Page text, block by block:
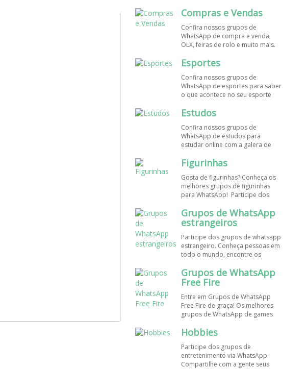
grupos de WhatsApp é de graça!
Compras e Vendas
Confira nossos grupos de
WhatsApp de compra e venda,
OLX, feiras de rolo e muito mais.
de WhatsApp é de grátis! Entre
agora!
Esportes
Confira nossos grupos de
WhatsApp de esportes para saber
o que acontece no seu esporte
melhores grupos de WhatsApp é
Estudos
Confira nossos grupos de
WhatsApp de estudos para
estudar online com a galera de
melhores grupos de WhatsApp é
de graça!
Figurinhas
Gosta de figurinhas? Conheça os
melhores grupos de figurinhas
para WhatsApp! Participe dos
figurinhas e stickers grátis.
Encontre aqui os melhores grupos
de WhatsApp e bombe seu perfil!
Grupos de WhatsApp
estrangeiros
Participe dos grupos de whatsapp
estrangeiro. Conheça pessoas em
todo o mundo, encontre os
Encontre esses e mais grupos de
WhatsApp de graça!
Grupos de WhatsApp
Free Fire
Entre em Grupos de WhatsApp
Free Fire de graça! Os melhores
grupos de WhatsApp de games
grupos de whats e faça novos
Hobbies
Participe dos grupos de
entretenimento via WhatsApp.
Compartilhe com a gente seus